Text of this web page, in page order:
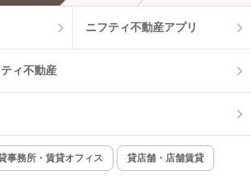
ニフティ不動産アプリ
ィ不動産
事務所・賃貸オフィス 貸店舗・店舗賃貸